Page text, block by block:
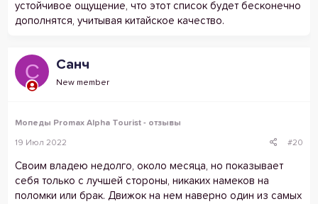
устойчивое ощущение, что этот список будет бесконечно
дополнятся, учитывая китайское качество.
С Санч
New member
Мопеды Promax Alpha Tourist - отзывы
19 Июл 2022 #20
Своим владею недолго, около месяца, но показывает
себя только с лучшей стороны, никаких намеков на
поломки или брак. Движок на нем наверно один из самых